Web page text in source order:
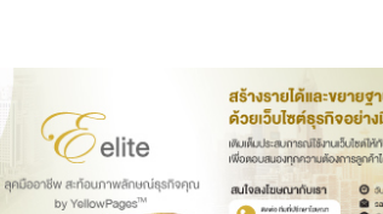
Exporter/Importer Service Business